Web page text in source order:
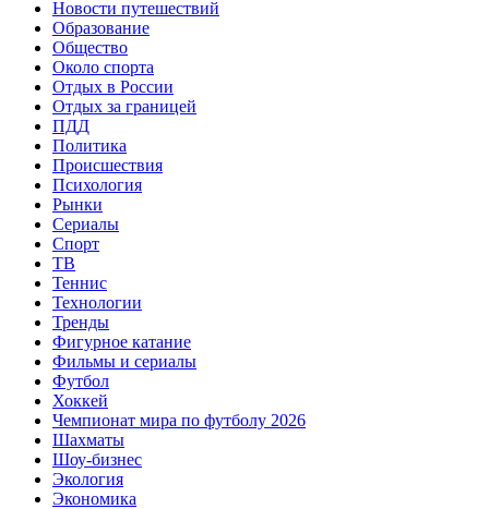
Новости путешествий
Образование
Общество
Около спорта
Отдых в России
Отдых за границей
ПДД
Политика
Происшествия
Психология
Рынки
Сериалы
Спорт
ТВ
Теннис
Технологии
Тренды
Фигурное катание
Фильмы и сериалы
Футбол
Хоккей
Чемпионат мира по футболу 2026
Шахматы
Шоу-бизнес
Экология
Экономика